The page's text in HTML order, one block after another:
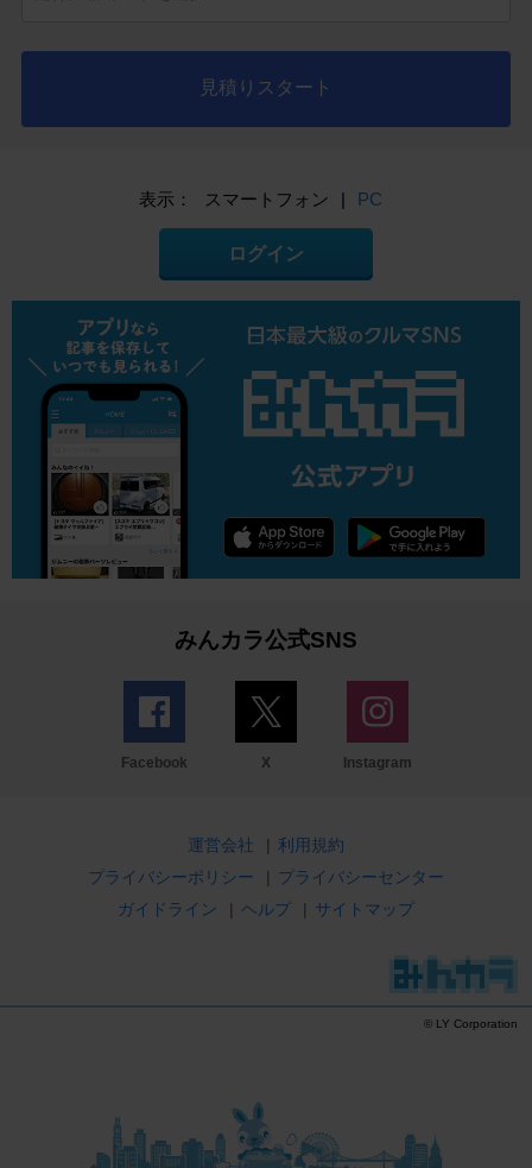
見積りスタート
表示： スマートフォン | PC
ログイン
みんカラ公式SNS
Facebook X Instagram
運営会社 | 利用規約
プライバシーポリシー
| プライバシーセンター
ガイドライン
| ヘルプ | サイトマップ
© LY Corporation